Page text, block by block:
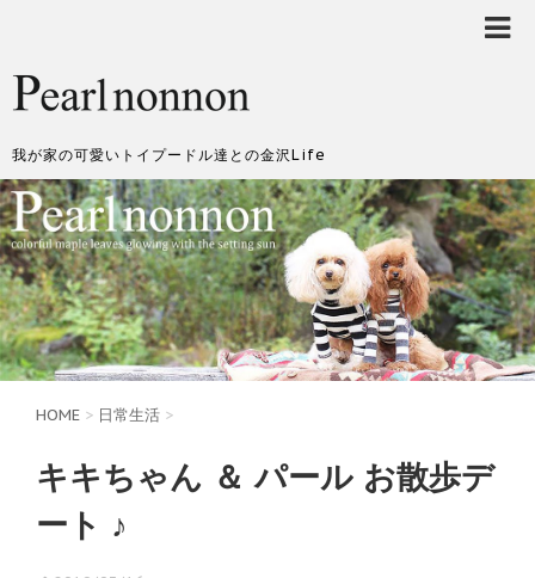
我が家の可愛いトイプードル達との金沢Life
HOME > 日常生活 >
キキちゃん ＆ パール お散歩デ
ート ♪